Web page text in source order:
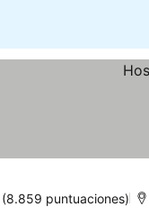
(8.859 puntuaciones)